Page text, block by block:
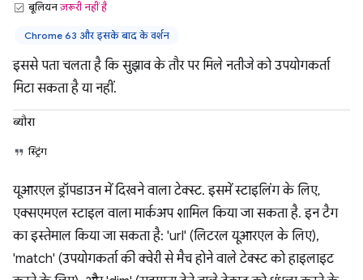
बूलियनज़रूरी नहीं है
Chrome 63 और इसके बाद के वर्शन
इससे पता चलता है कि सुझाव के तौर पर मिले नतीजे को उपयोगकर्ता
मिटा सकता है या नहीं.
ब्यौरा
स्ट्रिंग
यूआरएल ड्रॉपडाउन में दिखने वाला टेक्स्ट. इसमें स्टाइलिंग के लिए,
एक्सएमएल स्टाइल वाला मार्कअप शामिल किया जा सकता है. इन टैग
का इस्तेमाल किया जा सकता है: 'url' (लिटरल यूआरएल के लिए),
'match' (उपयोगकर्ता की क्वेरी से मैच होने वाले टेक्स्ट को हाइलाइट